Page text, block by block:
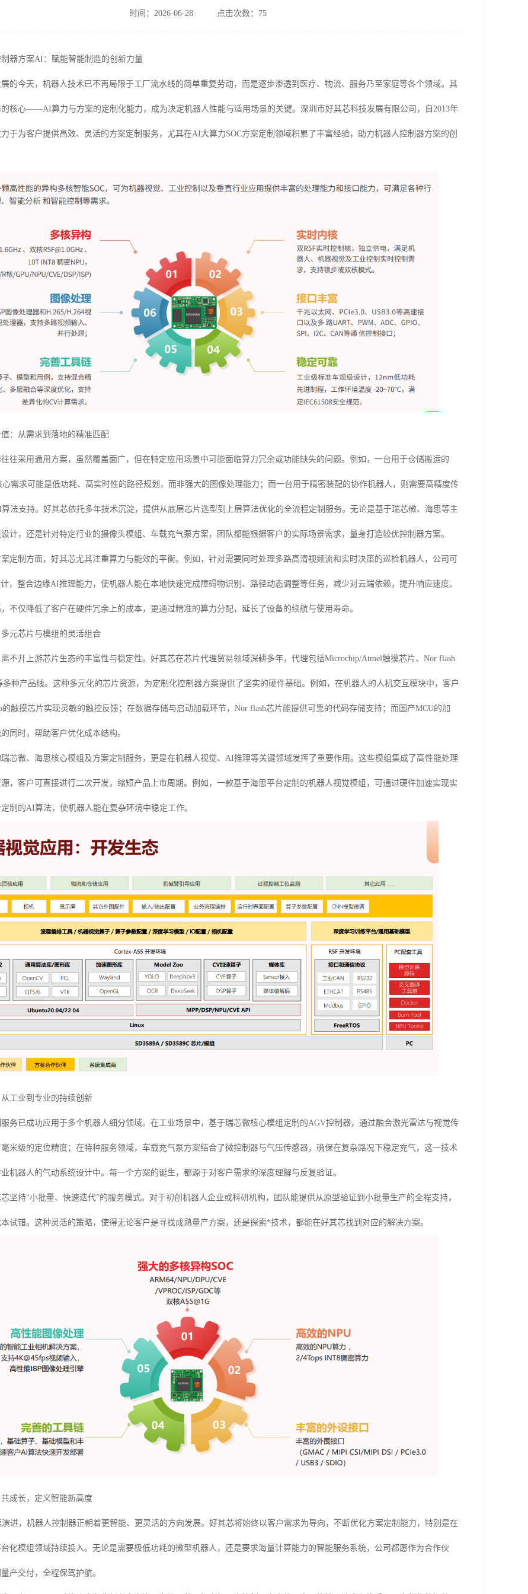
时间：2026-06-28 点击次数：75
器方案AI：赋能智能制造的创新力量
的今天，机器人技术已不再局限于工厂流水线的简单重复劳动，而是逐步渗透到医疗、物流、服务乃至家庭等各个领域。其
核心——AI算力与方案的定制化能力，成为决定机器人性能与适用场景的关键。深圳市好其芯科技发展有限公司，自2013年
于为客户提供高效、灵活的方案定制服务，尤其在AI大算力SOC方案定制领域积累了丰富经验，助力机器人控制器方案的创
：从需求到落地的精准匹配
往采用通用方案，虽然覆盖面广，但在特定应用场景中可能面临算力冗余或功能缺失的问题。例如，一台用于仓储搬运的
需求可能是低功耗、高实时性的路径规划，而非强大的图像处理能力；而一台用于精密装配的协作机器人，则需要高精度传
法支持。好其芯依托多年技术沉淀，提供从底层芯片选型到上层算法优化的全流程定制服务。无论是基于瑞芯微、海思等主
计，还是针对特定行业的摄像头模组、车载充气泵方案，团队都能根据客户的实际场景需求，量身打造较优控制器方案。
定制方面，好其芯尤其注重算力与能效的平衡。例如，针对需要同时处理多路高清视频流和实时决策的巡检机器人，公司可
，整合边缘AI推理能力，使机器人能在本地快速完成障碍物识别、路径动态调整等任务，减少对云端依赖，提升响应速度。
不仅降低了客户在硬件冗余上的成本，更通过精准的算力分配，延长了设备的续航与使用寿命。
元芯片与模组的灵活组合
不开上游芯片生态的丰富性与稳定性。好其芯在芯片代理贸易领域深耕多年，代理包括Microchip/Atmel触摸芯片、Nor flash
多种产品线。这种多元化的芯片资源，为定制化控制器方案提供了坚实的硬件基础。例如，在机器人的人机交互模块中，客户
的触摸芯片实现灵敏的触控反馈；在数据存储与启动加载环节，Nor flash芯片能提供可靠的代码存储支持；而国产MCU的加
同时，帮助客户优化成本结构。
芯微、海思核心模组及方案定制服务，更是在机器人视觉、AI推理等关键领域发挥了重要作用。这些模组集成了高性能处理
，客户可直接进行二次开发，缩短产品上市周期。例如，一款基于海思平台定制的机器人视觉模组，可通过硬件加速实现实
制的AI算法，使机器人能在复杂环境中稳定工作。
工业到专业的持续创新
务已成功应用于多个机器人细分领域。在工业场景中，基于瑞芯微核心模组定制的AGV控制器，通过融合激光雷达与视觉传
米级的定位精度；在特种服务领域，车载充气泵方案结合了微控制器与气压传感器，确保在复杂路况下稳定充气，这一技术
机器人的气动系统设计中。每一个方案的诞生，都源于对客户需求的深度理解与反复验证。
坚持“小批量、快速迭代”的服务模式。对于初创机器人企业或科研机构，团队能提供从原型验证到小批量生产的全程支持，
试错。这种灵活的策略，使得无论客户是寻找成熟量产方案，还是探索*技术，都能在好其芯找到对应的解决方案。
成长，定义智能新高度
进，机器人控制器正朝着更智能、更灵活的方向发展。好其芯将始终以客户需求为导向，不断优化方案定制能力，特别是在
化模组领域持续投入。无论是需要极低功耗的微型机器人，还是要求海量计算能力的智能服务系统，公司都愿作为合作伙
产交付，全程保驾护航。